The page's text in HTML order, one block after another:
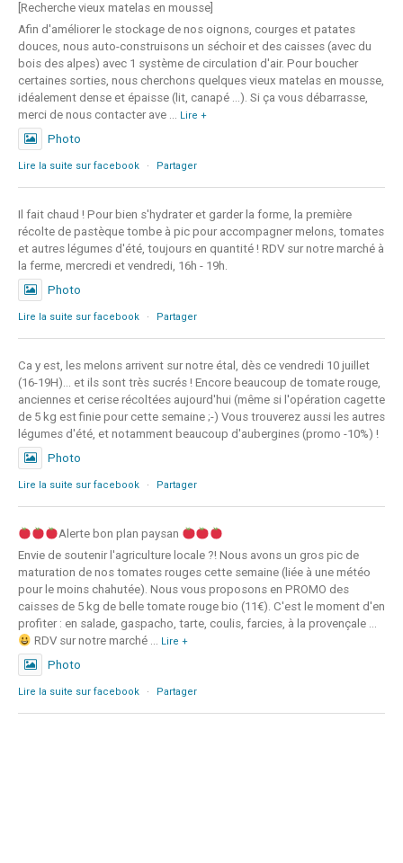
[Recherche vieux matelas en mousse]
Afin d'améliorer le stockage de nos oignons, courges et patates
douces, nous auto-construisons un séchoir et des caisses (avec du
bois des alpes) avec 1 système de circulation d'air. Pour boucher
certaines sorties, nous cherchons quelques vieux matelas en mousse,
idéalement dense et épaisse (lit, canapé ...). Si ça vous débarrasse,
merci de nous contacter ave ... Lire +
Photo
Lire la suite sur facebook · Partager
Il fait chaud ! Pour bien s'hydrater et garder la forme, la première
récolte de pastèque tombe à pic pour accompagner melons, tomates
et autres légumes d'été, toujours en quantité ! RDV sur notre marché à
la ferme, mercredi et vendredi, 16h - 19h.
Photo
Lire la suite sur facebook · Partager
Ca y est, les melons arrivent sur notre étal, dès ce vendredi 10 juillet
(16-19H)... et ils sont très sucrés ! Encore beaucoup de tomate rouge,
anciennes et cerise récoltées aujourd'hui (même si l'opération cagette
de 5 kg est finie pour cette semaine ;-) Vous trouverez aussi les autres
légumes d'été, et notamment beaucoup d'aubergines (promo -10%) !
Photo
Lire la suite sur facebook · Partager
Alerte bon plan paysan
Envie de soutenir l'agriculture locale ?! Nous avons un gros pic de
maturation de nos tomates rouges cette semaine (liée à une météo
pour le moins chahutée). Nous vous proposons en PROMO des
caisses de 5 kg de belle tomate rouge bio (11€). C'est le moment d'en
profiter : en salade, gaspacho, tarte, coulis, farcies, à la provençale ...
RDV sur notre marché ... Lire +
Photo
Lire la suite sur facebook · Partager